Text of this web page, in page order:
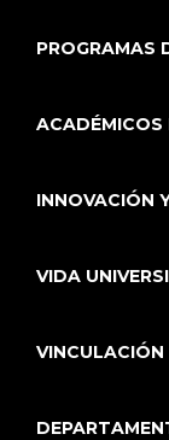
PROGRAMAS
ACADÉMICOS
INNOVACIÓN
VIDA